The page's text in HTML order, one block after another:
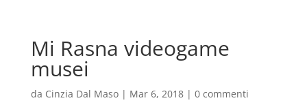
Mi Rasna videogame
musei
da Cinzia Dal Maso| Mar 6, 2018| 0 commenti